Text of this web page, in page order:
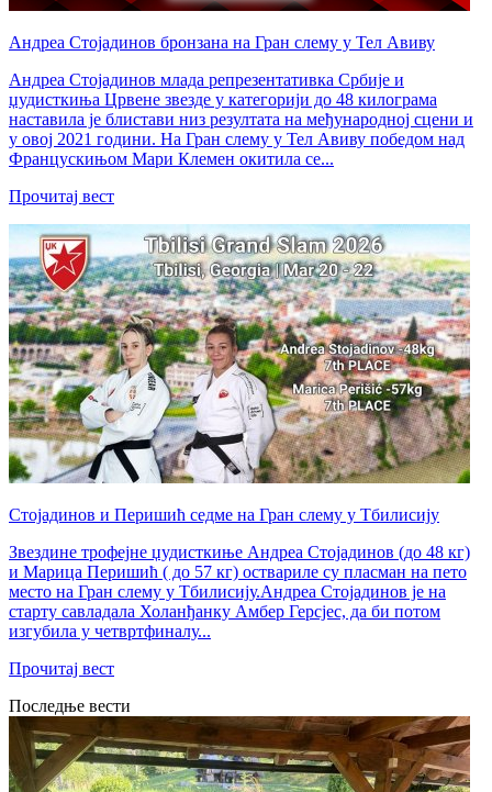
Андреа Стојадинов бронзана на Гран слему у Тел Авиву
Андреа Стојадинов млада репрезентативка Србије и
џудисткиња Црвене звезде у категорији до 48 килограма
наставила је блистави низ резултата на међународној сцени и
у овој 2021 години. На Гран слему у Тел Авиву победом над
Францускињом Мари Клемен окитила се...
Прочитај вест
Стојадинов и Перишић седме на Гран слему у Тбилисију
Звездине трофејне џудисткиње Андреа Стојадинов (до 48 кг)
и Марица Перишић ( до 57 кг) оствариле су пласман на пето
место на Гран слему у Тбилисију.Андреа Стојадинов је на
старту савладала Холанђанку Амбер Герсјес, да би потом
изгубила у четвртфиналу...
Прочитај вест
Последње вести